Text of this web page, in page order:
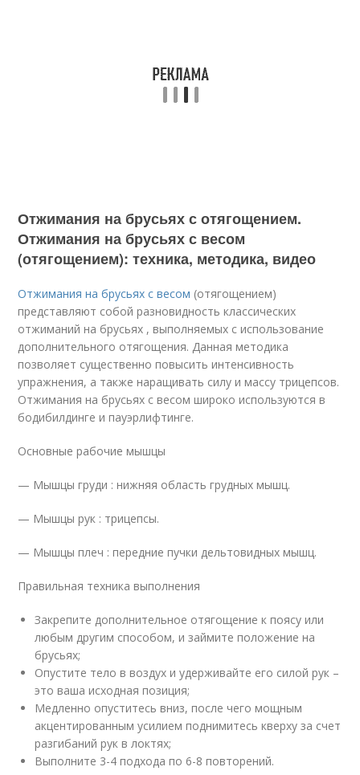
Отжимания на брусьях с отягощением.
Отжимания на брусьях с весом
(отягощением): техника, методика, видео
Отжимания на брусьях с весом (отягощением)
представляют собой разновидность классических
отжиманий на брусьях , выполняемых с использование
дополнительного отягощения. Данная методика
позволяет существенно повысить интенсивность
упражнения, а также наращивать силу и массу трицепсов.
Отжимания на брусьях с весом широко используются в
бодибилдинге и пауэрлифтинге.
Основные рабочие мышцы
— Мышцы груди : нижняя область грудных мышц.
— Мышцы рук : трицепсы.
— Мышцы плеч : передние пучки дельтовидных мышц.
Правильная техника выполнения
Закрепите дополнительное отягощение к поясу или
любым другим способом, и займите положение на
брусьях;
Опустите тело в воздух и удерживайте его силой рук –
это ваша исходная позиция;
Медленно опуститесь вниз, после чего мощным
акцентированным усилием поднимитесь кверху за счет
разгибаний рук в локтях;
Выполните 3-4 подхода по 6-8 повторений.